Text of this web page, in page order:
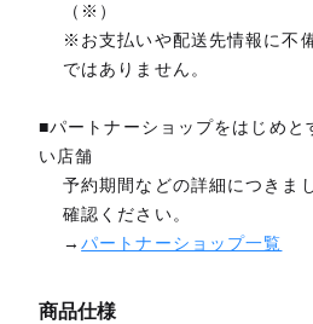
（※）
※お支払いや配送先情報に不
ではありません。
■パートナーショップをはじめと
い店舗
予約期間などの詳細につきま
確認ください。
→パートナーショップ一覧
商品仕様